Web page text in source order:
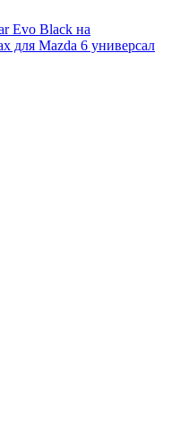
Evo Black на
для Mazda 6 универсал